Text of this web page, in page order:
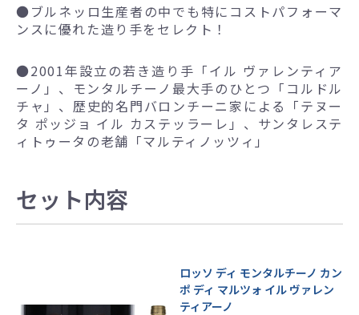
●ブルネッロ生産者の中でも特にコストパフォーマ
ンスに優れた造り手をセレクト！
●2001年設立の若き造り手「イル ヴァレンティア
ーノ」、モンタルチーノ最大手のひとつ「コルドル
チャ」、歴史的名門バロンチーニ家による「テヌー
タ ポッジョ イル カステッラーレ」、サンタレステ
ィトゥータの老舗「マルティノッツィ」
セット内容
ロッソ ディ モンタルチーノ カン
ポ ディ マルツォ イル ヴァレン
ティアーノ